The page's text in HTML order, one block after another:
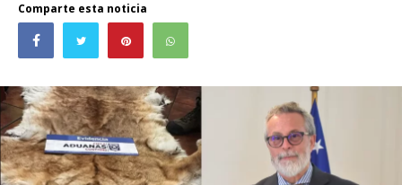
Comparte esta noticia